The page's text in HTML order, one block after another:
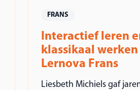
FRANS
Interactief leren
klassikaal
Lernova Frans
Liesbeth Michiels gaf